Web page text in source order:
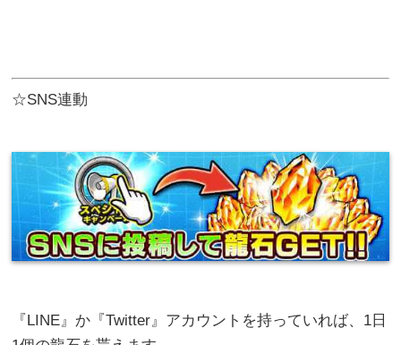
☆SNS連動
『LINE』か『Twitter』アカウントを持っていれば、1日